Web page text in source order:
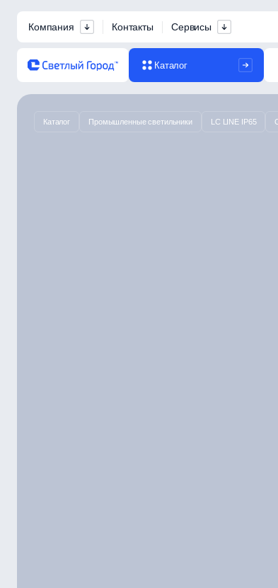
Компания Контакты Сервисы
Каталог
Каталог Промышленные светильники LC LINE IP65